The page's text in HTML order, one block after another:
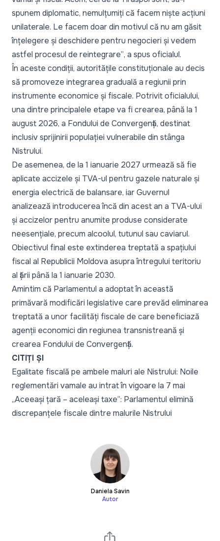
spunem diplomatic, nemulțumiți că facem niște acțiuni
unilaterale. Le facem doar din motivul că nu am găsit
înțelegere și deschidere pentru negocieri și vedem
astfel procesul de reintegrare”, a spus oficialul.
În aceste condiții, autoritățile constituționale au decis
să promoveze integrarea graduală a regiunii prin
instrumente economice și fiscale. Potrivit oficialului,
una dintre principalele etape va fi crearea, până la 1
august 2026, a Fondului de Convergență, destinat
inclusiv sprijinirii populației vulnerabile din stânga
Nistrului.
De asemenea, de la 1 ianuarie 2027 urmează să fie
aplicate accizele și TVA-ul pentru gazele naturale și
energia electrică de balansare, iar Guvernul
analizează introducerea încă din acest an a TVA-ului
și accizelor pentru anumite produse considerate
neesențiale, precum alcoolul, tutunul sau caviarul.
Obiectivul final este extinderea treptată a spațiului
fiscal al Republicii Moldova asupra întregului teritoriu
al țării până la 1 ianuarie 2030.
Amintim că Parlamentul a adoptat în această
primăvară modificări legislative care prevăd eliminarea
treptată a unor facilități fiscale de care beneficiază
agenții economici din regiunea transnistreană și
crearea Fondului de Convergență.
CITIȚI ȘI
Egalitate fiscală pe ambele maluri ale Nistrului: Noile
reglementări vamale au intrat în vigoare la 7 mai
„Aceeași țară – aceleași taxe”: Parlamentul elimină
discrepanțele fiscale dintre malurile Nistrului
Daniela Savin
Autor